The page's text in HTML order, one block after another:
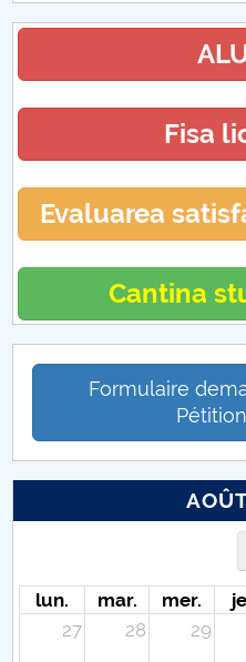
Fisa
Evaluarea
Cantina
Formulaire
lun. mar. mer.
27
28 29